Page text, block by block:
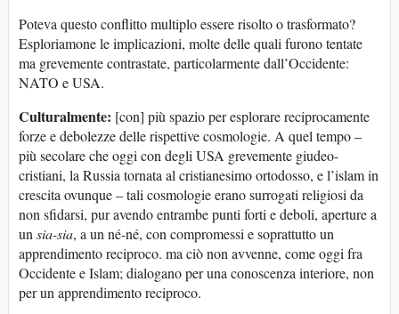
Poteva questo conflitto multiplo essere risolto o trasformato?
Esploriamone le implicazioni, molte delle quali furono tentate
ma grevemente contrastate, particolarmente dall’Occidente:
NATO e USA.
Culturalmente: [con] più spazio per esplorare reciprocamente
forze e debolezze delle rispettive cosmologie. A quel tempo –
più secolare che oggi con degli USA grevemente giudeo-
cristiani, la Russia tornata al cristianesimo ortodosso, e l’islam in
crescita ovunque – tali cosmologie erano surrogati religiosi da
non sfidarsi, pur avendo entrambe punti forti e deboli, aperture a
un sia-sia, a un né-né, con compromessi e soprattutto un
apprendimento reciproco. ma ciò non avvenne, come oggi fra
Occidente e Islam; dialogano per una conoscenza interiore, non
per un apprendimento reciproco.